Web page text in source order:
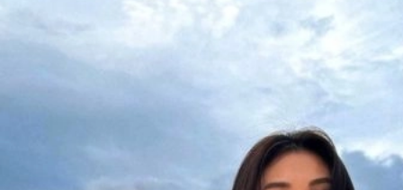
https://issiloo.edu.vn/vitamin-gai-xinh